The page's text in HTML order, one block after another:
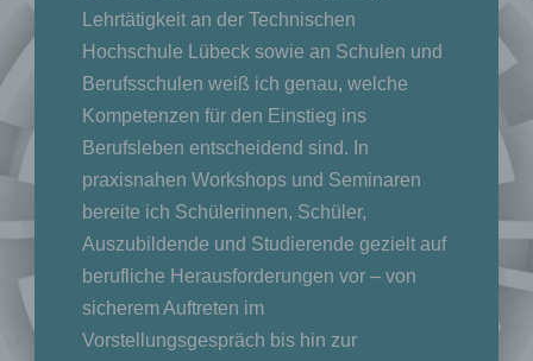
Lehrtätigkeit an der Technischen
Hochschule Lübeck sowie an Schulen und
Berufsschulen weiß ich genau, welche
Kompetenzen für den Einstieg ins
Berufsleben entscheidend sind. In
praxisnahen Workshops und Seminaren
bereite ich Schülerinnen, Schüler,
Auszubildende und Studierende gezielt auf
berufliche Herausforderungen vor – von
sicherem Auftreten im
Vorstellungsgespräch bis hin zur